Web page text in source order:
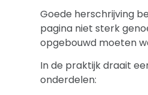
Goede herschrijving
pagina niet sterk
opgebouwd moeten
In de praktijk draait
onderdelen: